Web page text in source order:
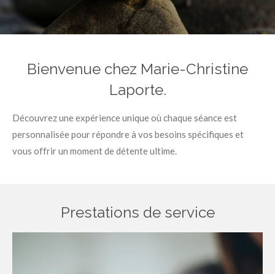
Bienvenue chez Marie-Christine
Laporte.
Découvrez une expérience unique où chaque séance est
personnalisée pour répondre à vos besoins spécifiques et
vous offrir un moment de détente ultime.
Prestations de service